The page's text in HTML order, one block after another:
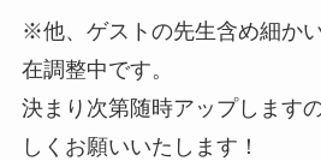
※他、ゲストの先生含め細か
在調整中です。
決まり次第随時アップします
しくお願いいたします！